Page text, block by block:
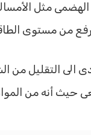
مثل
من مستوى
الى التقليل من
أنه من